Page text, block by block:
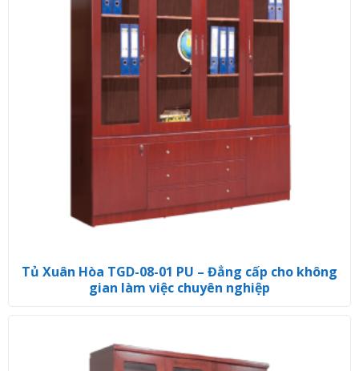
Tủ Xuân Hòa TGD-08-01 PU – Đẳng cấp cho không
gian làm việc chuyên nghiệp